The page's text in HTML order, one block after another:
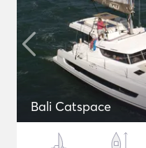
Bali Catspace